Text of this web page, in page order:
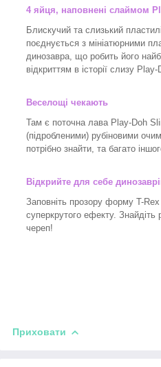
4 яйця, наповнені слаймом
Блискучий та слизький
поєднується з мініатюрними
динозавра, що робить його
відкриттям в історії слизу Play-
Веселощі чекають
Там є поточна лава Play-Doh
(підробленими) рубіновими
потрібно знайти, та багато
Відкрийте для себе
Заповніть прозору форму T-
суперкрутого ефекту. Знайдіть
череп!
Приховати